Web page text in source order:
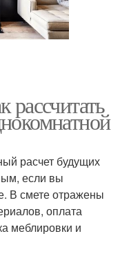
рассчитать
расчет будущих
если вы
В смете отражены
оплата
меблировки и